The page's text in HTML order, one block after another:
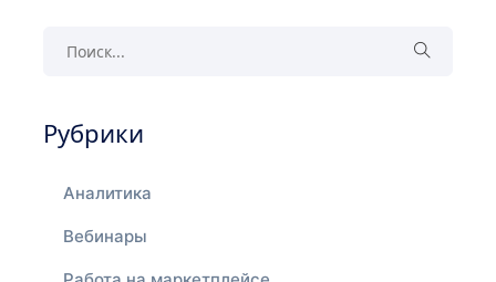
Рубрики
Аналитика
Вебинары